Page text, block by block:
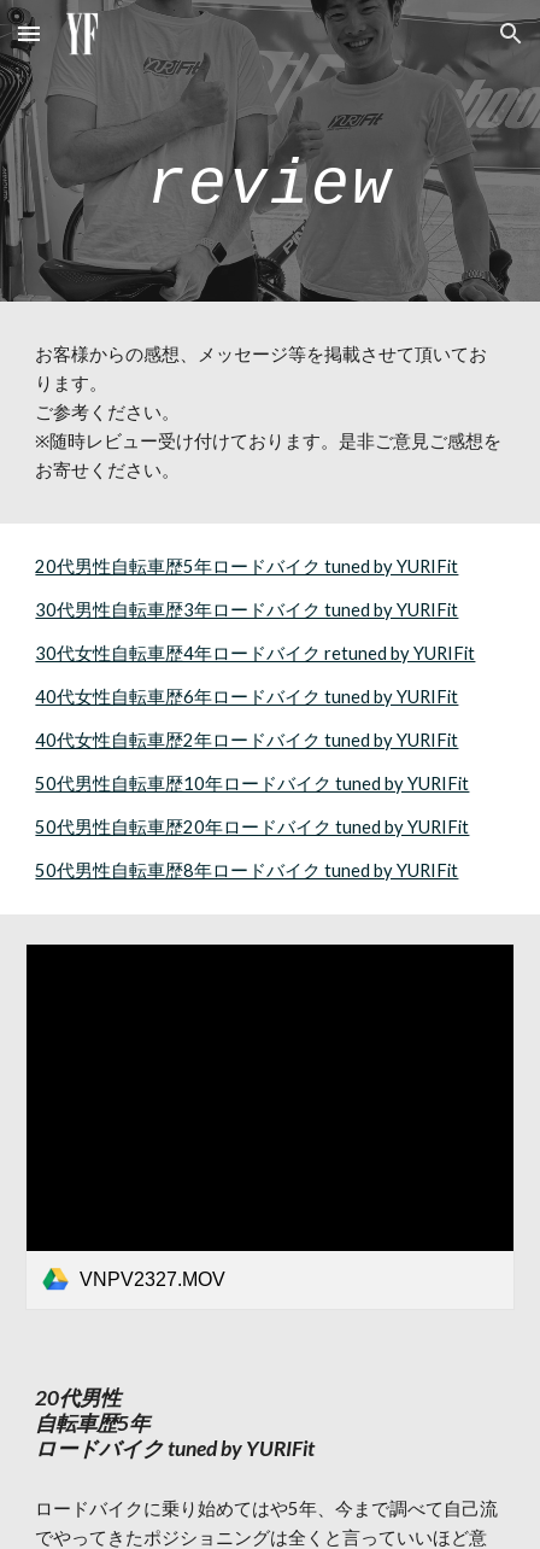
Skip to main content Skip to navigation
review
お客様からの感想、メッセージ等を掲載させて頂いてお
ります。
ご参考ください。
※随時レビュー受け付けております。是非ご意見ご感想を
お寄せください。
20代男性 自転車歴5年 ロードバイク tuned by YURIFit
30代男性 自転車歴3年 ロードバイク tuned by YURIFit
30代女性 自転車歴4年 ロードバイク retuned by YURIFit
40代女性 自転車歴6年 ロードバイク tuned by YURIFit
40代女性 自転車歴2年 ロードバイク tuned by YURIFit
50代男性 自転車歴10年 ロードバイク tuned by YURIFit
50代男性 自転車歴20年 ロードバイク tuned by YURIFit
50代男性 自転車歴8年 ロードバイク tuned by YURIFit
VNPV2327.MOV
20代男性
自転車歴5年
ロードバイク tuned by YURIFit
ロードバイクに乗り始めてはや5年、今まで調べて自己流
でやってきたポジショニングは全くと言っていいほど意